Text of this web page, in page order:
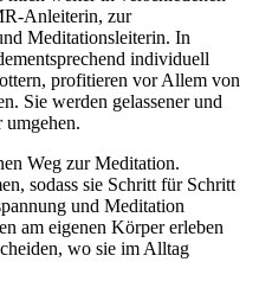
Anleiterin, zur
Meditationsleiterin. In
individuell
profitieren vor Allem von
Sie werden gelassener und
umgehen.
Weg zur Meditation.
sodass sie Schritt für Schritt
und Meditation
am eigenen Körper erleben
wo sie im Alltag